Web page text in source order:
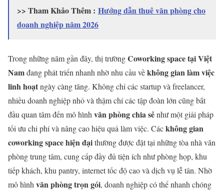
>> Tham Khảo Thêm : Hướng dẫn thuê văn phòng cho
doanh nghiệp năm 2026
Trong những năm gần đây, thị trườngCoworking space tại Việt
Namđang phát triển nhanh nhờ nhu cầu vềkhông gian làm việc
linh hoạtngày càng tăng. Không chỉ các startup và freelancer,
nhiều doanh nghiệp nhỏ và thậm chí các tập đoàn lớn cũng bắt
đầu quan tâm đến mô hìnhvăn phòng chia sẻnhư một giải pháp
tối ưu chi phí và nâng cao hiệu quả làm việc. Cáckhông gian
coworking space hiện đạithường được đặt tại những tòa nhà văn
phòng trung tâm, cung cấp đầy đủ tiện ích như phòng họp, khu
tiếp khách, khu pantry, internet tốc độ cao và dịch vụ lễ tân. Nhờ
mô hìnhvăn phòng trọn gói, doanh nghiệp có thể nhanh chóng